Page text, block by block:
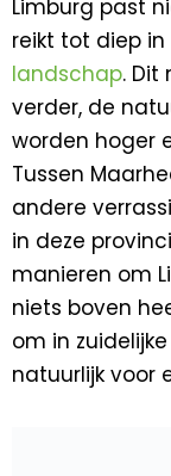
Limburg past
reikt tot diep
landschap. Dit
verder, de
worden hoger
Tussen
andere
in deze
manieren om
niets boven
om in
natuurlijk voor